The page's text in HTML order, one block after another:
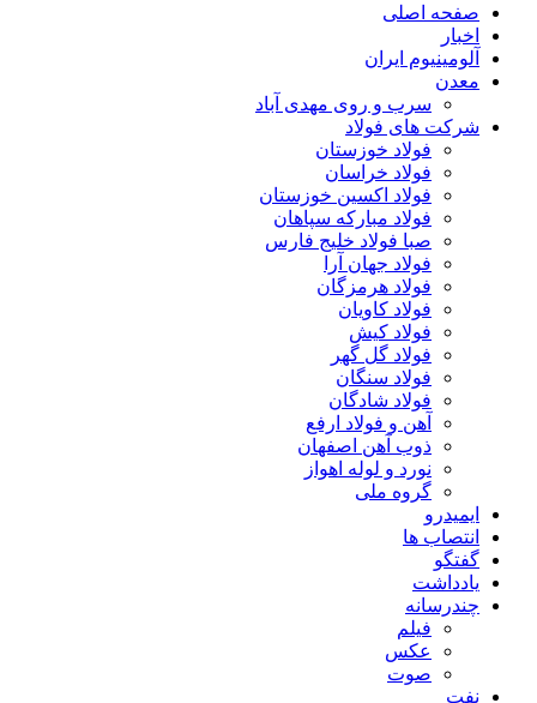
صفحه اصلی
اخبار
آلومینیوم ایران
معدن
سرب و روی مهدی آباد
شرکت های فولاد
فولاد خوزستان
فولاد خراسان
فولاد اکسین خوزستان
فولاد مبارکه سپاهان
صبا فولاد خلیج فارس
فولاد جهان آرا
فولاد هرمزگان
فولاد کاویان
فولاد کیش
فولاد گل گهر
فولاد سنگان
فولاد شادگان
آهن و فولاد ارفع
ذوب آهن اصفهان
نورد و لوله اهواز
گروه ملی
ایمیدرو
انتصاب ها
گفتگو
یادداشت
چندرسانه
فیلم
عکس
صوت
نفت